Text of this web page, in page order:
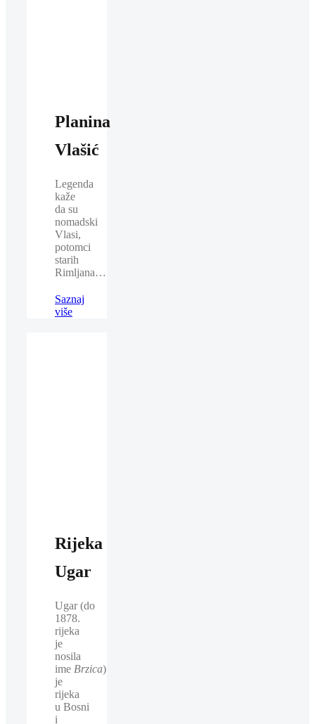
Planina
Vlašić
Legenda
kaže
da su
nomadski
Vlasi,
potomci
starih
Rimljana…
Saznaj
više
Rijeka
Ugar
Ugar (do
1878.
rijeka
je
nosila
ime Brzica)
je
rijeka
u Bosni
i